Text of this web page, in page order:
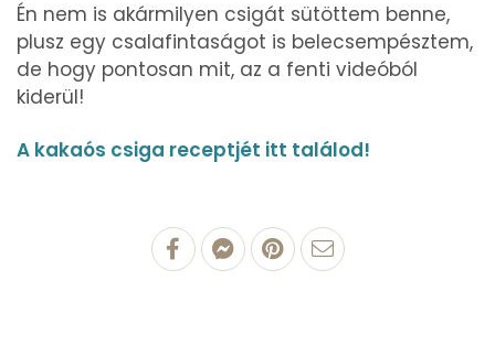
Én nem is akármilyen csigát sütöttem benne,
plusz egy csalafintaságot is belecsempésztem,
de hogy pontosan mit, az a fenti videóból
kiderül!
A kakaós csiga receptjét itt találod!